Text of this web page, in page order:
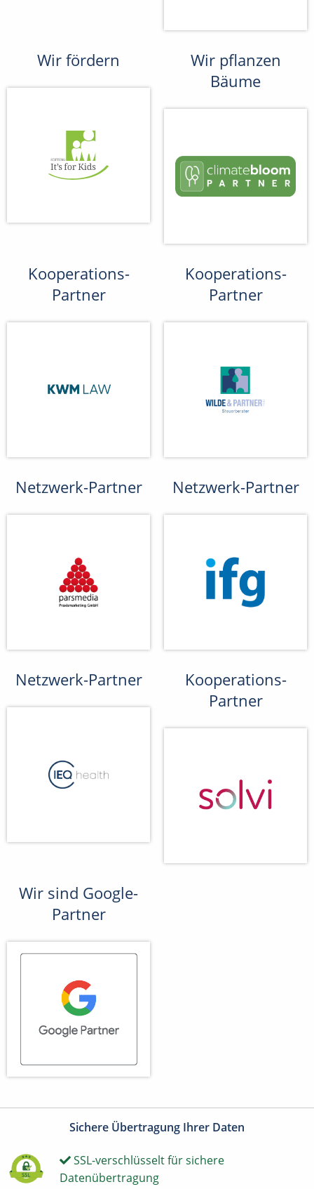
Wir fördern
Wir pflanzen
Bäume
Kooperations-
Partner
Kooperations-
Partner
Netzwerk-Partner Netzwerk-Partner
Netzwerk-Partner
Kooperations-
Partner
Wir sind Google-
Partner
Sichere Übertragung Ihrer Daten
SSL-verschlüsselt für sichere
Datenübertragung